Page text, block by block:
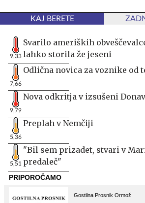
KAJ BERETE
9,33
Svarilo ameriških
lahko storila že jeseni
7,66
Odlična novica za voznike od
9,79
Nova odkritja v izsušeni
5,36
Preplah v Nemčiji
5,51
"Bil sem prizadet, stvari v
predaleč"